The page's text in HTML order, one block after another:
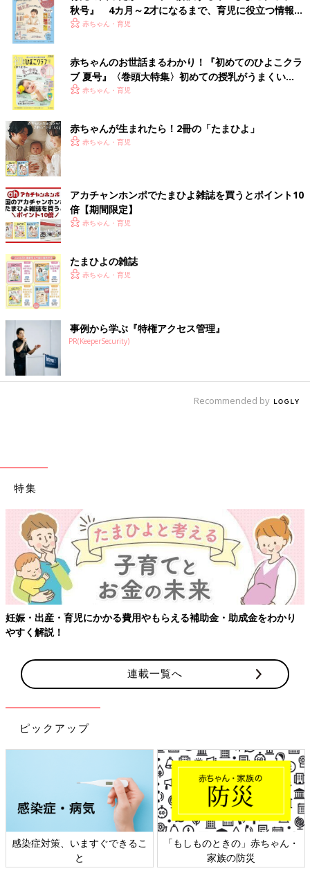
秋号』 4カ月～2才になるまで、育児に役立つ情報が
いっぱい！
赤ちゃん・育児
赤ちゃんのお世話まるわかり！『初めてのひよこクラ
ブ 夏号』〈巻頭大特集〉初めての授乳がうまくい
く！ おっぱい・ミルクの基本と夏のトラブル 解決テ
赤ちゃん・育児
赤ちゃんが生まれたら！2冊の「たまひよ」
赤ちゃん・育児
アカチャンホンポでたまひよ雑誌を買うとポイント10
倍【期間限定】
赤ちゃん・育児
たまひよの雑誌
赤ちゃん・育児
事例から学ぶ『特権アクセス管理』
PR(KeeperSecurity)
Recommended by
特集
妊娠・出産・育児にかかる費用やもらえる補助金・助成金をわかり
やすく解説！
連載一覧へ
ピックアップ
感染症対策、いますぐできるこ
と
「もしものときの」赤ちゃん・
家族の防災